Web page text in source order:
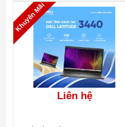
Khuyến Mãi
Liên hệ